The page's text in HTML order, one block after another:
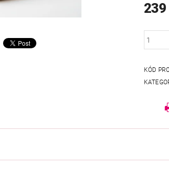
239
KÓD